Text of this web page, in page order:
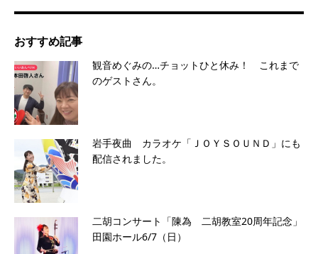
おすすめ記事
観音めぐみの…チョットひと休み！ これまで
のゲストさん。
岩手夜曲 カラオケ「ＪＯＹＳＯＵＮＤ」にも
配信されました。
二胡コンサート「陳為 二胡教室20周年記念」
田園ホール6/7（日）